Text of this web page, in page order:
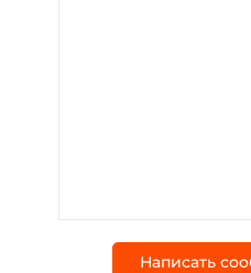
Написать